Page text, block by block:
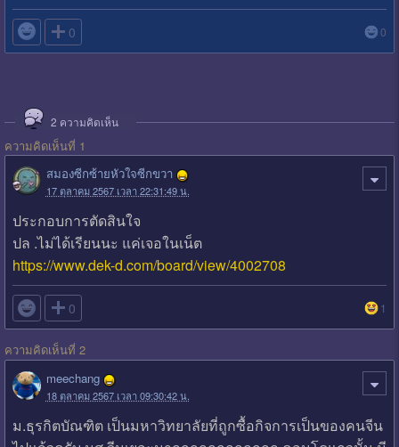
 0 0
2 ความคิดเห็น
ความคิดเห็นที่ 1
สมองซีกซ้ายหัวใจซีกขวา
17 ตุลาคม 2567 เวลา 22:31:49 น.
ประกอบการตัดสินใจ
ปล .ไม่ได้เรียนนะ แค่เจอในเน็ต
https://www.dek-d.com/board/view/4002708
 0 1
ความคิดเห็นที่ 2
meechang
18 ตุลาคม 2567 เวลา 09:30:42 น.
ม.ธุรกิตบัณฑิต เป็นมหาวิทยาลัยที่ถูกซื้อกิจการเป็นของคนจีน